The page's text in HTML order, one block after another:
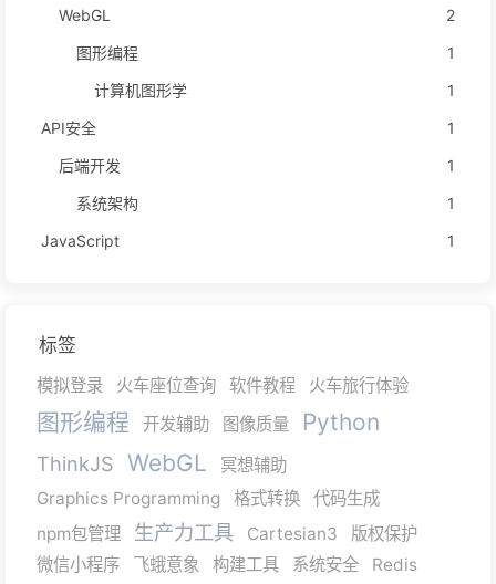
WebGL
2
图形编程
1
计算机图形学
1
API安全
1
后端开发
1
系统架构
1
JavaScript
1
标签
模拟登录 火车座位查询 软件教程 火车旅行体验
图形编程 开发辅助 图像质量 Python
ThinkJS WebGL
冥想辅助
Graphics Programming
格式转换
代码生成
npm包管理
生产力工具 Cartesian3
版权保护
微信小程序
飞蛾意象 构建工具 系统安全
Redis